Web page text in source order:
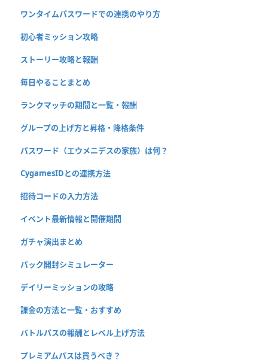
ワンタイムパスワードでの連携のやり方
初心者ミッション攻略
ストーリー攻略と報酬
毎日やることまとめ
ランクマッチの期間と一覧・報酬
グループの上げ方と昇格・降格条件
パスワード（エウメニデスの家族）は何？
CygamesIDとの連携方法
招待コードの入力方法
イベント最新情報と開催期間
ガチャ演出まとめ
パック開封シミュレーター
デイリーミッションの攻略
課金の方法と一覧・おすすめ
バトルパスの報酬とレベル上げ方法
プレミアムパスは買うべき？